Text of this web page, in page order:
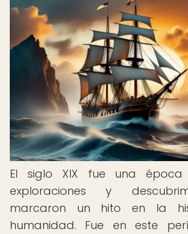
El siglo XIX fue una
exploraciones y
marcaron un hito en la
humanidad. Fue en este